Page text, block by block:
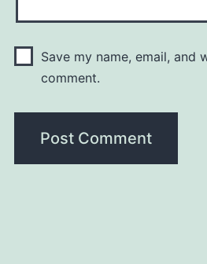
Save my name, email,
comment.